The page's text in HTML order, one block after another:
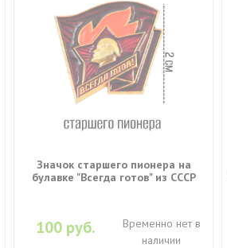
Значок старшего пионера на
булавке "Всегда готов" из СССР
100 руб.
Временно нет в
наличии